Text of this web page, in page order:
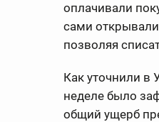
оплачивали
сами
позволяя
Как уточнили в
неделе было
общий ущерб